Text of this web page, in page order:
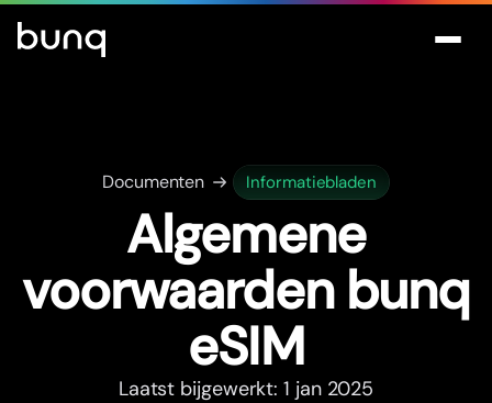
Documenten Informatiebladen
Algemene
voorwaarden bunq
eSIM
Laatst bijgewerkt: 1 jan 2025